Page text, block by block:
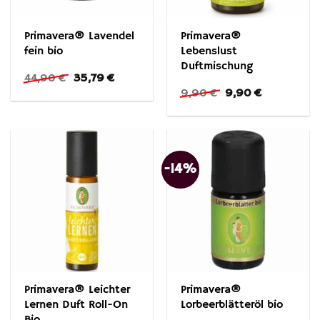
Primavera® Lavendel
fein bio
44,90€ Ursprünglicher
Preis
war:
35,79€
ist:
Primavera®
Lebenslust
Duftmischung
9,90€ Ursprünglicher
Preis
war:
9,90 €
9,90€
ist:
Primavera® Leichter
Lernen Duft Roll-On
-14%
Primavera®
Lorbeerblätteröl bio